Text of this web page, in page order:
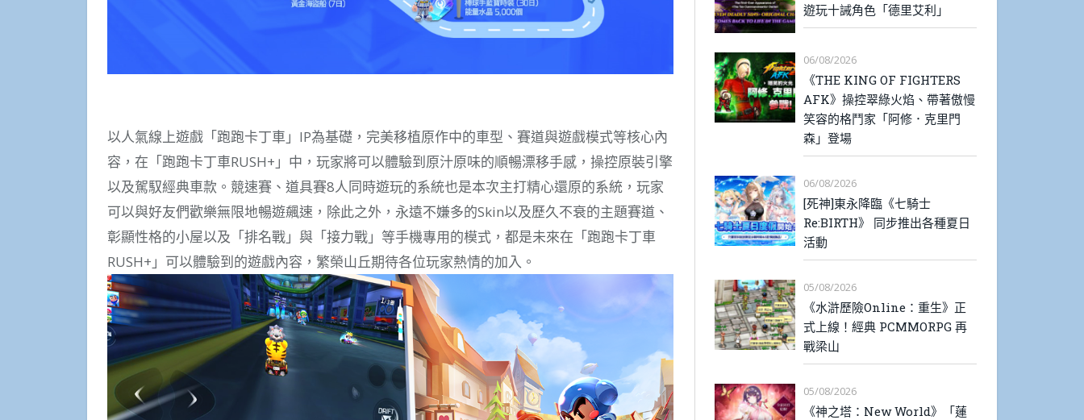
以人氣線上遊戲「跑跑卡丁車」IP為基礎，完美移植原作中的車型、賽道與遊戲模式等核心內
容，在「跑跑卡丁車RUSH+」中，玩家將可以體驗到原汁原味的順暢漂移手感，操控原裝引擎
以及駕馭經典車款。競速賽、道具賽8人同時遊玩的系統也是本次主打精心還原的系統，玩家
可以與好友們歡樂無限地暢遊飆速，除此之外，永遠不嫌多的Skin以及歷久不衰的主題賽道、
彰顯性格的小屋以及「排名戰」與「接力戰」等手機專用的模式，都是未來在「跑跑卡丁車
RUSH+」可以體驗到的遊戲內容，繁榮山丘期待各位玩家熱情的加入。
遊玩十誡角色「德里艾利」
06/08/2026
《THE KING OF FIGHTERS
AFK》操控翠綠火焰、帶著傲慢
笑容的格鬥家「阿修．克里門
森」登場
06/08/2026
[死神]東永降臨《七騎士
Re:BIRTH》 同步推出各種夏日
活動
05/08/2026
《水滸歷險Online：重生》正
式上線！經典 PCMMORPG 再
戰梁山
05/08/2026
《神之塔：New World》「蓮